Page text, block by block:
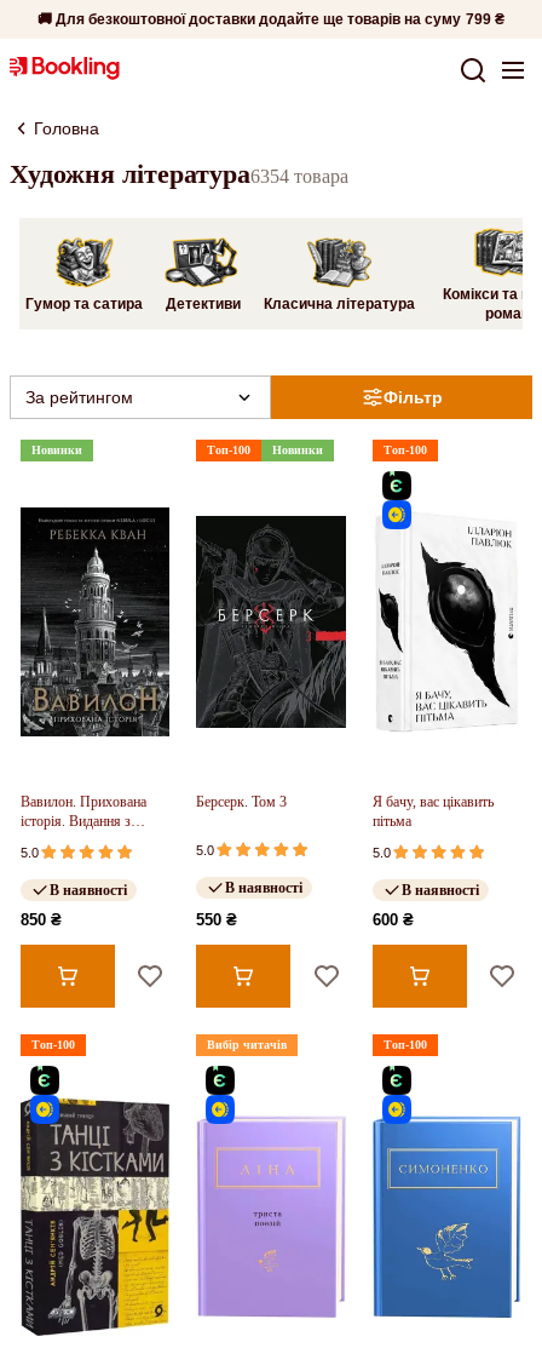
🚚 Для безкоштовної доставки додайте ще товарів на суму 799 ₴
Головна
Художня література6354 товара
Гумор та сатира Детективи Класична література
Комікси та
романи
Фільтр
За рейтингом
Новинки
Вавилон. Прихована
історія. Видання з
ілюстрованим зрізом
(у)
5.0
В наявності
850 ₴
Топ-100 Новинки
Берсерк. Том 3
5.0
В наявності
550 ₴
Топ-100
Я бачу, вас цікавить
пітьма
5.0
В наявності
600 ₴
Топ-100 Вибір читачів Топ-100